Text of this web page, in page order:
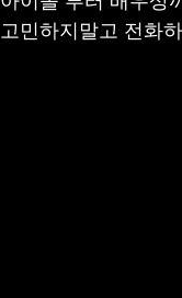
고민하지말고 전화